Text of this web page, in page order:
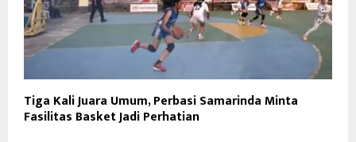
Tiga Kali Juara Umum, Perbasi Samarinda Minta
Fasilitas Basket Jadi Perhatian